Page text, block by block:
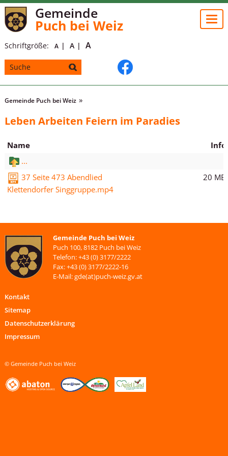
Gemeinde
Puch bei Weiz
Schriftgröße: A A A
Gemeinde Puch bei Weiz
Leben Arbeiten Feiern im Paradies
Name
Info
...
37 Seite 473 Abendlied
Klettendorfer Singgruppe.mp4
20 MB
Gemeinde Puch bei Weiz
Puch 100, 8182 Puch bei Weiz
Telefon: +43 (0) 3177/2222
Fax: +43 (0) 3177/2222-16
E-Mail: gde(at)puch-weiz.gv.at
Kontakt
Sitemap
Datenschutzerklärung
Impressum
© Gemeinde Puch bei Weiz